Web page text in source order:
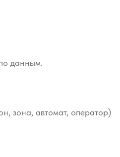
данным.
зона, автомат, оператор)